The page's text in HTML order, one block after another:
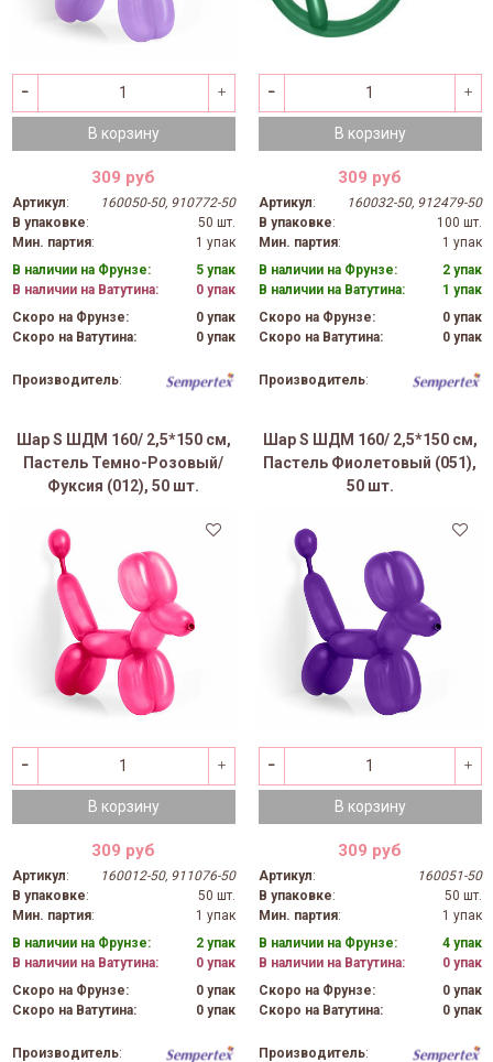
В корзину
309 руб
Артикул:
160050-50, 910772-50
В упаковке:
50 шт.
Мин. партия:
1 упак
В наличии на Фрунзе:
5 упак
В наличии на Ватутина:
0 упак
Скоро на Фрунзе:
0 упак
Скоро на Ватутина:
0 упак
Производитель:
В корзину
309 руб
Артикул:
160032-50, 912479-50
В упаковке:
100 шт.
Мин. партия:
1 упак
В наличии на Фрунзе:
2 упак
В наличии на Ватутина:
1 упак
Скоро на Фрунзе:
0 упак
Скоро на Ватутина:
0 упак
Производитель:
Шар S ШДМ 160/ 2,5*150 см,
Пастель Темно-Розовый/
Фуксия (012), 50 шт.
В корзину
309 руб
Артикул:
160012-50, 911076-50
В упаковке:
50 шт.
Мин. партия:
1 упак
В наличии на Фрунзе:
2 упак
В наличии на Ватутина:
0 упак
Скоро на Фрунзе:
0 упак
Скоро на Ватутина:
0 упак
Производитель:
Шар S ШДМ 160/ 2,5*150 см,
Пастель Фиолетовый (051),
50 шт.
В корзину
309 руб
Артикул:
160051-50
В упаковке:
50 шт.
Мин. партия:
1 упак
В наличии на Фрунзе:
4 упак
В наличии на Ватутина:
0 упак
Скоро на Фрунзе:
0 упак
Скоро на Ватутина:
0 упак
Производитель: